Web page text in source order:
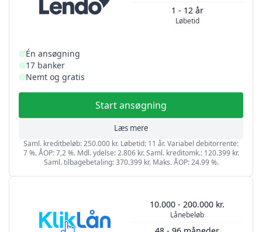
Løbetid
1 - 12 år
Én ansøgning
17 banker
Nemt og gratis
Start ansøgning
Læs mere
Saml. kreditbeløb: 250.000 kr. Løbetid: 11 år. Variabel debitorrente:
7 %. ÅOP: 7,2 %. Mdl. ydelse: 2.806 kr. Saml. kreditomk.: 120.399 kr.
Saml. tilbagebetaling: 370.399 kr. Maks. ÅOP: 24.99 %.
Lånebeløb
10.000 - 200.000 kr.